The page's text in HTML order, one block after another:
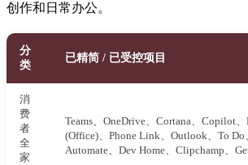
创作和日常办公。
分
类
已精简 / 已受控项目
消
费
者
全
家
Teams、OneDrive、Cortana、Copilot
(Office)、Phone Link、Outlook、To Do
Automate、Dev Home、Clipchamp、